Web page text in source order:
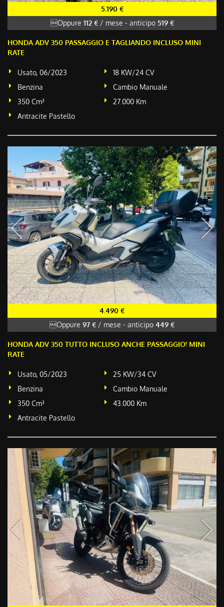
5.190 €
Oppure 112 €/ mese - anticipo 519 €
HONDA ADV 350 PASSAGGIO E TAGLIANDO INCLUSO MINI
RATE
Usato, 06/2023
18 KW/24 CV
Benzina
Cambio Manuale
350 Cm³
27.000 Km
Antracite Pastello
4.490 €
Oppure 97 € / mese - anticipo 449 €
HONDA ADV 350 TUTTO INCLUSO ANCHE PASSAGGIO! MINI
RATE
Usato, 05/2023
25 KW/34 CV
Benzina
Cambio Manuale
350 Cm³
43.000 Km
Antracite Pastello